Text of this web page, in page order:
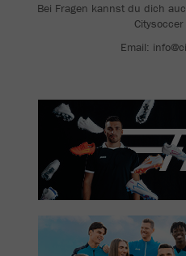
Bei Fragen kannst du dich
Email: